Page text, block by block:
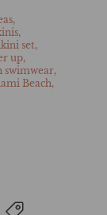
set
up
swimwear
Beach